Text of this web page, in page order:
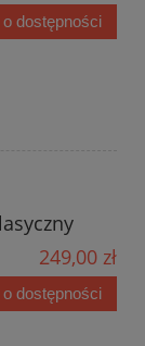
dostępności
249,00 zł
dostępności